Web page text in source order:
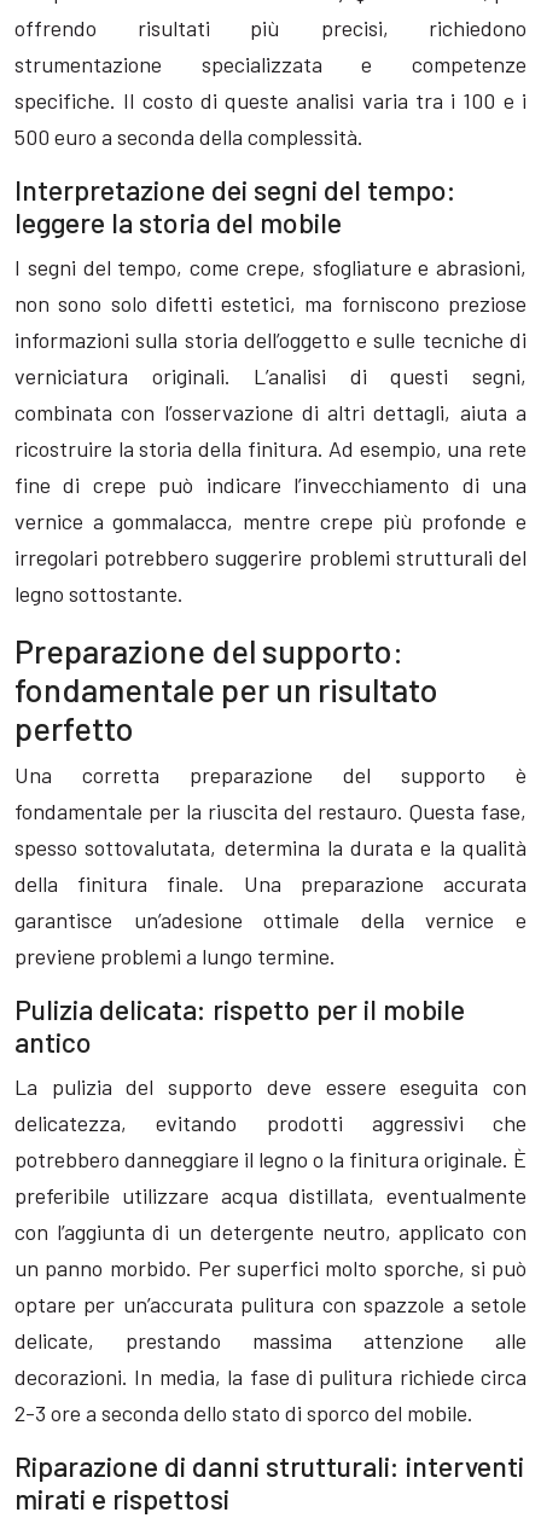
offrendo risultati più precisi, richiedono
strumentazione specializzata e competenze
specifiche. Il costo di queste analisi varia tra i 100 e i
500 euro a seconda della complessità.
Interpretazione dei segni del tempo:
leggere la storia del mobile
I segni del tempo, come crepe, sfogliature e abrasioni,
non sono solo difetti estetici, ma forniscono preziose
informazioni sulla storia dell’oggetto e sulle tecniche di
verniciatura originali. L’analisi di questi segni,
combinata con l’osservazione di altri dettagli, aiuta a
ricostruire la storia della finitura. Ad esempio, una rete
fine di crepe può indicare l’invecchiamento di una
vernice a gommalacca, mentre crepe più profonde e
irregolari potrebbero suggerire problemi strutturali del
legno sottostante.
Preparazione del supporto:
fondamentale per un risultato
perfetto
Una corretta preparazione del supporto è
fondamentale per la riuscita del restauro. Questa fase,
spesso sottovalutata, determina la durata e la qualità
della finitura finale. Una preparazione accurata
garantisce un’adesione ottimale della vernice e
previene problemi a lungo termine.
Pulizia delicata: rispetto per il mobile
antico
La pulizia del supporto deve essere eseguita con
delicatezza, evitando prodotti aggressivi che
potrebbero danneggiare il legno o la finitura originale. È
preferibile utilizzare acqua distillata, eventualmente
con l’aggiunta di un detergente neutro, applicato con
un panno morbido. Per superfici molto sporche, si può
optare per un’accurata pulitura con spazzole a setole
delicate, prestando massima attenzione alle
decorazioni. In media, la fase di pulitura richiede circa
2-3 ore a seconda dello stato di sporco del mobile.
Riparazione di danni strutturali: interventi
mirati e rispettosi